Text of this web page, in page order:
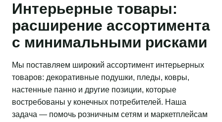
Интерьерные товары:
расширение ассортимента
с минимальными рисками
Мы поставляем широкий ассортимент интерьерных
товаров: декоративные подушки, пледы, ковры,
настенные панно и другие позиции, которые
востребованы у конечных потребителей. Наша
задача — помочь розничным сетям и маркетплейсам